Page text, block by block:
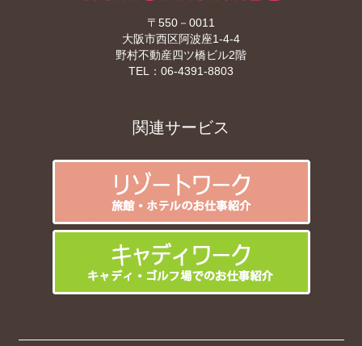
〒550－0011
大阪市西区阿波座1-4-4
野村不動産四ツ橋ビル2階
TEL： 06-4391-8803
関連サービス